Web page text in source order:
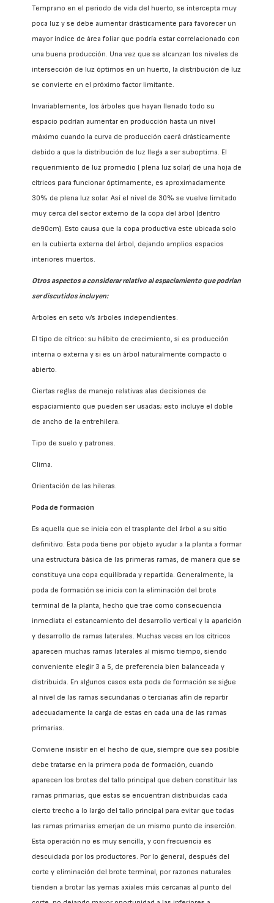
Temprano en el periodo de vida del huerto, se intercepta muy
poca luz y se debe aumentar drásticamente para favorecer un
mayor índice de área foliar que podría estar correlacionado con
una buena producción. Una vez que se alcanzan los niveles de
intersección de luz óptimos en un huerto, la distribución de luz
se convierte en el próximo factor limitante.
Invariablemente, los árboles que hayan llenado todo su
espacio podrían aumentar en producción hasta un nivel
máximo cuando la curva de producción caerá drásticamente
debido a que la distribución de luz llega a ser suboptima. El
requerimiento de luz promedio ( plena luz solar) de una hoja de
cítricos para funcionar óptimamente, es aproximadamente
30% de plena luz solar. Así el nivel de 30% se vuelve limitado
muy cerca del sector externo de la copa del árbol (dentro
de90cm). Esto causa que la copa productiva este ubicada solo
en la cubierta externa del árbol, dejando amplios espacios
interiores muertos.
Otros aspectos a considerar relativo al espaciamiento que podrían
ser discutidos incluyen:
Árboles en seto v/s árboles independientes.
El tipo de cítrico: su hábito de crecimiento, si es producción
interna o externa y si es un árbol naturalmente compacto o
abierto.
Ciertas reglas de manejo relativas alas decisiones de
espaciamiento que pueden ser usadas; esto incluye el doble
de ancho de la entrehilera.
Tipo de suelo y patrones.
Clima.
Orientación de las hileras.
Poda de formación
Es aquella que se inicia con el trasplante del árbol a su sitio
definitivo. Esta poda tiene por objeto ayudar a la planta a formar
una estructura básica de las primeras ramas, de manera que se
constituya una copa equilibrada y repartida. Generalmente, la
poda de formación se inicia con la eliminación del brote
terminal de la planta, hecho que trae como consecuencia
inmediata el estancamiento del desarrollo vertical y la aparición
y desarrollo de ramas laterales. Muchas veces en los cítricos
aparecen muchas ramas laterales al mismo tiempo, siendo
conveniente elegir 3 a 5, de preferencia bien balanceada y
distribuida. En algunos casos esta poda de formación se sigue
al nivel de las ramas secundarias o terciarias afín de repartir
adecuadamente la carga de estas en cada una de las ramas
primarias.
Conviene insistir en el hecho de que, siempre que sea posible
debe tratarse en la primera poda de formación, cuando
aparecen los brotes del tallo principal que deben constituir las
ramas primarias, que estas se encuentran distribuidas cada
cierto trecho a lo largo del tallo principal para evitar que todas
las ramas primarias emerjan de un mismo punto de inserción.
Esta operación no es muy sencilla, y con frecuencia es
descuidada por los productores. Por lo general, después del
corte y eliminación del brote terminal, por razones naturales
tienden a brotar las yemas axiales más cercanas al punto del